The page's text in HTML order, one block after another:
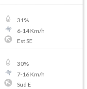
31%
6-14Km/h
Est SE
30%
7-16Km/h
Sud E